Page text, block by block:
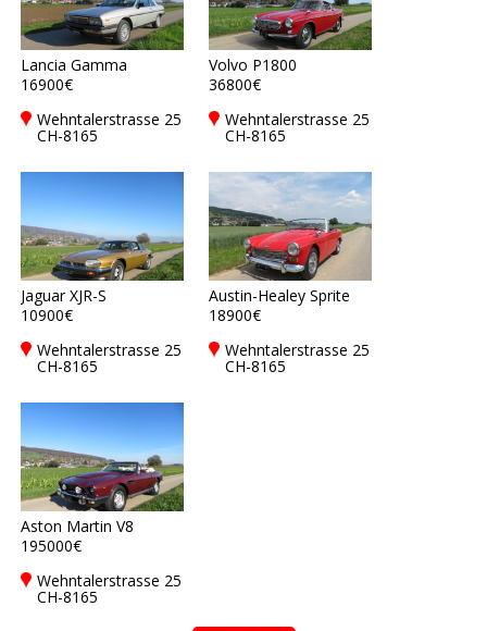
Lancia Gamma
16900€
Wehntalerstrasse 25
CH-8165
Switzerland
Volvo P1800
36800€
Wehntalerstrasse 25
CH-8165
Switzerland
Jaguar XJR-S
10900€
Wehntalerstrasse 25
CH-8165
Switzerland
Austin-Healey Sprite
18900€
Wehntalerstrasse 25
CH-8165
Aston Martin V8
195000€
Wehntalerstrasse 25
CH-8165